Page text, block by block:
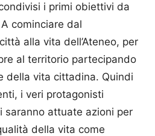
i primi obiettivi da
cominciare dal
alla vita dell’Ateneo, per
al territorio partecipando
della vita cittadina. Quindi
i veri protagonisti
saranno attuate azioni per
della vita come